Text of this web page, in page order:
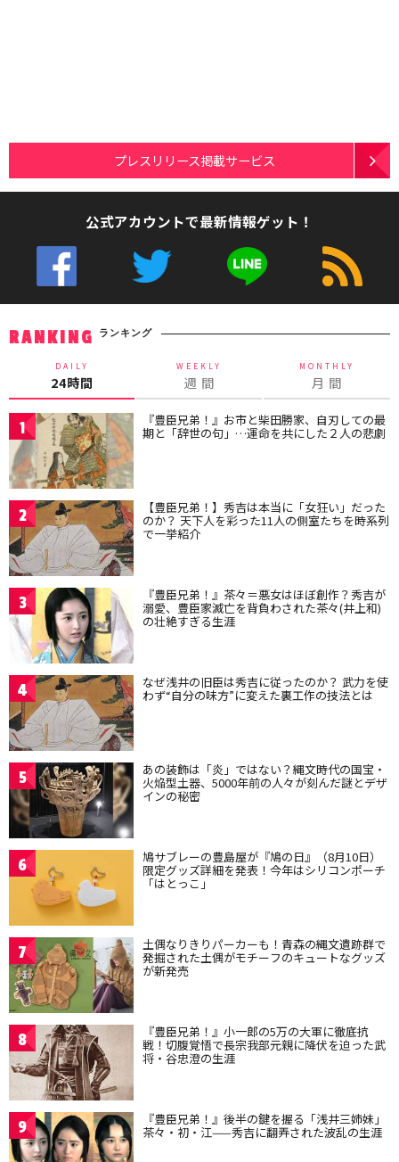
プレスリリース掲載サービス
公式アカウントで最新情報ゲット！
RANKING ランキング
DAILY
24時間
WEEKLY
週 間
MONTHLY
月 間
1 『豊臣兄弟！』お市と柴田勝家、自刃しての最
期と「辞世の句」…運命を共にした２人の悲劇
2 【豊臣兄弟！】秀吉は本当に「女狂い」だった
のか？ 天下人を彩った11人の側室たちを時系列
で一挙紹介
3 『豊臣兄弟！』茶々＝悪女はほぼ創作？秀吉が
溺愛、豊臣家滅亡を背負わされた茶々(井上和)
の壮絶すぎる生涯
4 なぜ浅井の旧臣は秀吉に従ったのか？ 武力を使
わず“自分の味方”に変えた裏工作の技法とは
5 あの装飾は「炎」ではない？縄文時代の国宝・
火焔型土器、5000年前の人々が刻んだ謎とデザ
インの秘密
6 鳩サブレーの豊島屋が『鳩の日』（8月10日）
限定グッズ詳細を発表！今年はシリコンポーチ
「はとっこ」
7 土偶なりきりパーカーも！青森の縄文遺跡群で
発掘された土偶がモチーフのキュートなグッズ
が新発売
8 『豊臣兄弟！』小一郎の5万の大軍に徹底抗
戦！切腹覚悟で長宗我部元親に降伏を迫った武
将・谷忠澄の生涯
9 『豊臣兄弟！』後半の鍵を握る「浅井三姉妹」
茶々・初・江——秀吉に翻弄された波乱の生涯